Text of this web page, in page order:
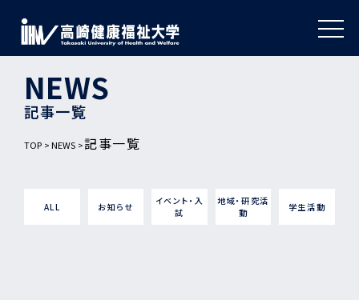
NEWS
記事一覧
TOP NEWS 記事一覧
ALL お知らせ
イベント・入
試
地域・研究活
動
学生活動